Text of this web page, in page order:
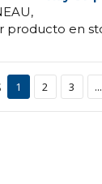
producto en
1 2 3 ...